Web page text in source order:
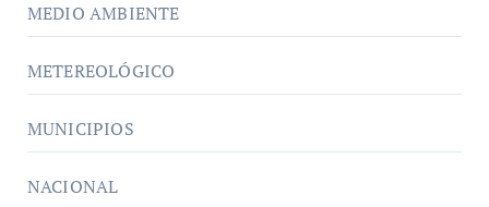
MEDIO AMBIENTE
METEREOLÓGICO
MUNICIPIOS
NACIONAL